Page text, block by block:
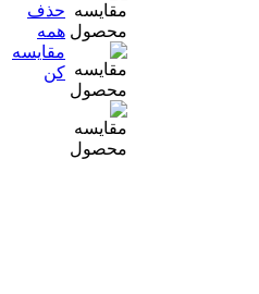
حذف
همه
مقایسه
کن